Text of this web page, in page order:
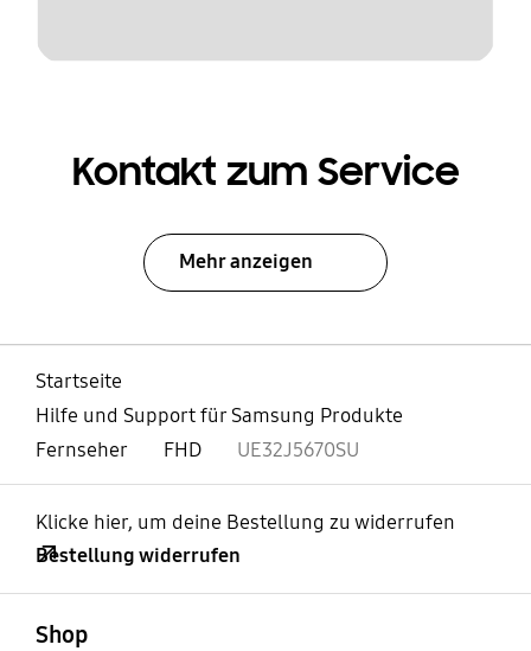
Kontakt zum Service
Mehr anzeigen
Startseite
Hilfe und Support für Samsung Produkte
Fernseher
FHD UE32J5670SU
Klicke hier, um deine Bestellung zu widerrufen
Bestellung widerrufen
Shop